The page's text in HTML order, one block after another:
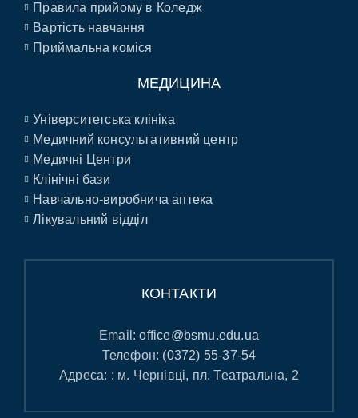
Правила прийому в Коледж
Вартість навчання
Приймальна коміся
МЕДИЦИНА
Університетська клініка
Медичний консультативний центр
Медичні Центри
Клінічні бази
Навчально-виробнича аптека
Лікувальний відділ
КОНТАКТИ
Email:office@bsmu.edu.ua
Телефон: (0372) 55-37-54
Адреса: : м. Чернівці, пл. Театральна, 2